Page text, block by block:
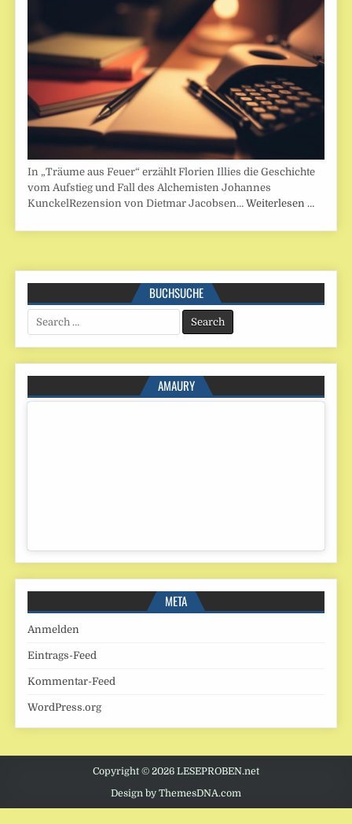
In „Träume aus Feuer“ erzählt Florien Illies die Geschichte
vom Aufstieg und Fall des Alchemisten Johannes
KunckelRezension von Dietmar Jacobsen…Weiterlesen …
BUCHSUCHE
Search
for:
AMAURY
META
Anmelden
Eintrags-Feed
Kommentar-Feed
WordPress.org
Copyright © 2026 LESEPROBEN.net
Design by ThemesDNA.com